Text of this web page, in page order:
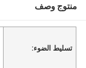
منتوج وصف
تسليط الضوء: